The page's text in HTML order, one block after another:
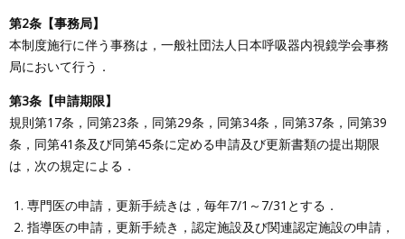
第2条【事務局】
本制度施行に伴う事務は，一般社団法人日本呼吸器内視鏡学会事務
局において行う．
第3条【申請期限】
規則第17条，同第23条，同第29条，同第34条，同第37条，同第39
条，同第41条及び同第45条に定める申請及び更新書類の提出期限
は，次の規定による．
専門医の申請，更新手続きは，毎年7/1～7/31とする．
指導医の申請，更新手続き，認定施設及び関連認定施設の申請，